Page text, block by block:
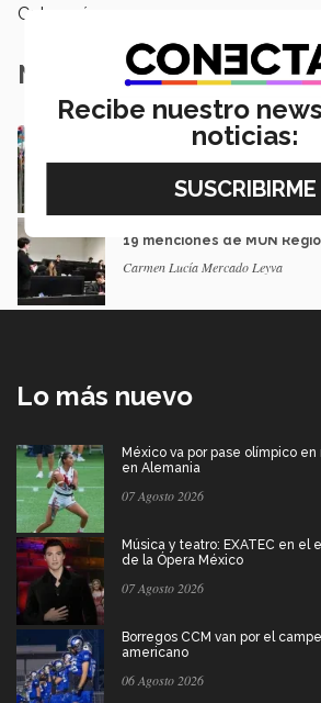
Categoría:
Notas Relacionadas
"Debatiendo sin fronteras":
se vuelve internacional
19 menciones de MUN
Carmen Lucía Mercado Leyva
Lo más nuevo
México va por pase olímpico
en Alemania
07 Agosto 2026
Música y teatro: EXATEC en el
de la Ópera México
07 Agosto 2026
Borregos CCM van por el
americano
06 Agosto 2026
Recibe nuestro
noticias: